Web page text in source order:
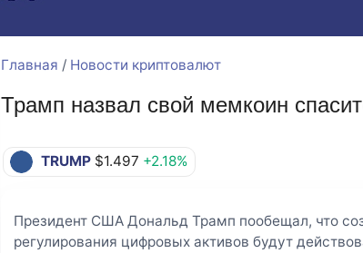
Главная / Новости криптовалют
Трамп назвал свой мемкоин
TRUMP $1.497 +2.18%
Президент США Дональд Трамп пообещал, что
регулирования цифровых активов будут